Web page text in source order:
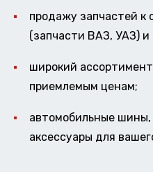
продажу запчастей к
(запчасти ВАЗ, УАЗ) и
широкий
приемлемым ценам;
автомобильные
аксессуары для